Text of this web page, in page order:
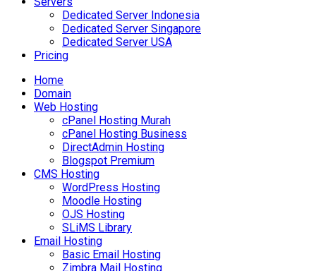
Dedicated Server Indonesia
Dedicated Server Singapore
Dedicated Server USA
Pricing
Home
Domain
Web Hosting
cPanel Hosting Murah
cPanel Hosting Business
DirectAdmin Hosting
Blogspot Premium
CMS Hosting
WordPress Hosting
Moodle Hosting
OJS Hosting
SLiMS Library
Email Hosting
Basic Email Hosting
Zimbra Mail Hosting